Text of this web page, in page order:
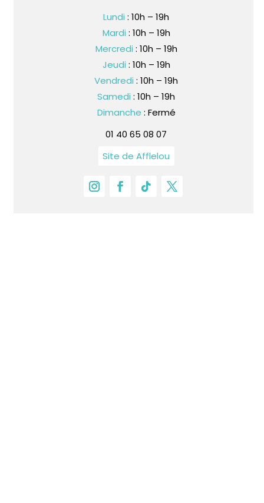
Lundi : 10h – 19h
Mardi : 10h – 19h
Mercredi : 10h – 19h
Jeudi : 10h – 19h
Vendredi : 10h – 19h
Samedi : 10h – 19h
Dimanche : Fermé
01 40 65 08 07
Site de Afflelou